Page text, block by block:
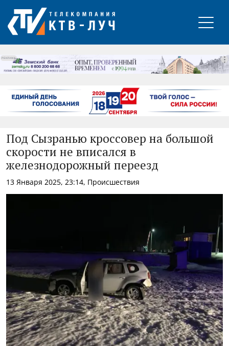
РЕКЛАМА
Под Сызранью кроссовер на большой
скорости не вписался в
железнодорожный переезд
13 Января 2025, 23:14, Происшествия